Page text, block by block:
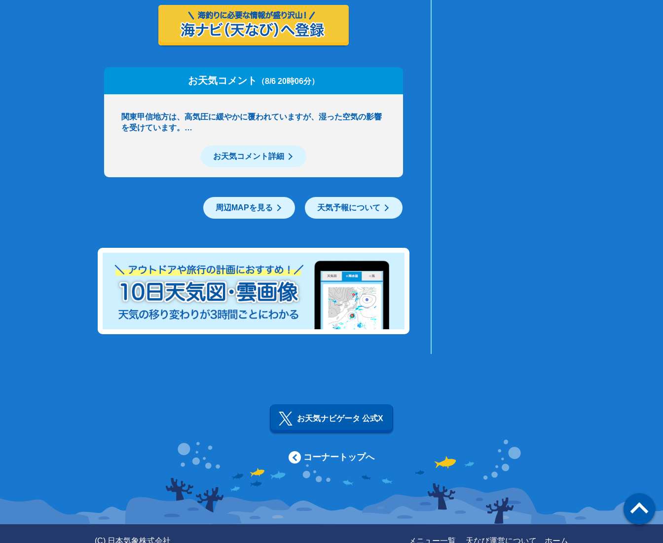
お天気コメント （8/6 20時06分）
関東甲信地方は、高気圧に緩やかに覆われていますが、湿った空気の影響
を受けています。…
お天気コメント詳細
周辺MAPを見る 天気予報について
お天気ナビゲータ 公式X
コーナートップへ
(C) 日本気象株式会社 メニュー一覧 天なび運営について ホーム